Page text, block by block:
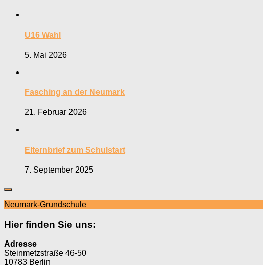
U16 Wahl
5. Mai 2026
Fasching an der Neumark
21. Februar 2026
Elternbrief zum Schulstart
7. September 2025
Neumark-Grundschule
Hier finden Sie uns:
Adresse
Steinmetzstraße 46-50
10783 Berlin